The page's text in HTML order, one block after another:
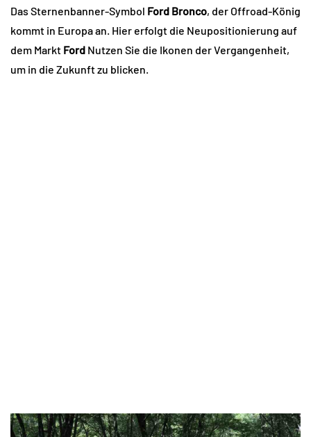
Das Sternenbanner-Symbol Ford Bronco, der Offroad-König
kommt in Europa an. Hier erfolgt die Neupositionierung auf
dem Markt Ford Nutzen Sie die Ikonen der Vergangenheit,
um in die Zukunft zu blicken.